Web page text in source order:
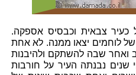
כעיר צבאית וכבסיס אספקה.
של לוחמים יצאו ממנה. לא אחת
ואחר שבה להשתקם ולהיבנות
נבנתה העיר על חורבות